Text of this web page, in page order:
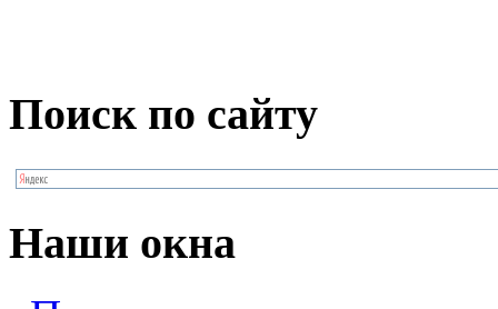
Поиск по сайту
Наши окна